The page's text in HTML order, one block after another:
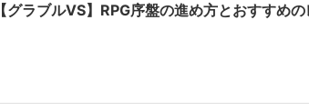
【グラブルVS】RPG序盤の進め方とおすすめ